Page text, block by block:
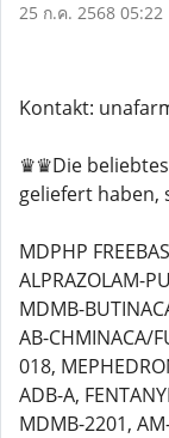
25 ก.ค. 2568 05:22
Kontakt:
♛♛Die
geliefert haben,
MDPHP
ALPRAZOLAM-
MDMB-
AB-CHMINACA/
018,
ADB-A,
MDMB-2201,